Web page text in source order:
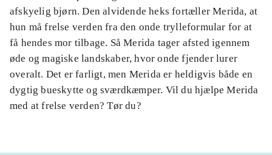
afskyelig bjørn. Den alvidende heks fortæller Merida, at
hun må frelse verden fra den onde trylleformular for at
få hendes mor tilbage. Så Merida tager afsted igennem
øde og magiske landskaber, hvor onde fjender lurer
overalt. Det er farligt, men Merida er heldigvis både en
dygtig bueskytte og sværdkæmper. Vil du hjælpe Merida
med at frelse verden? Tør du?